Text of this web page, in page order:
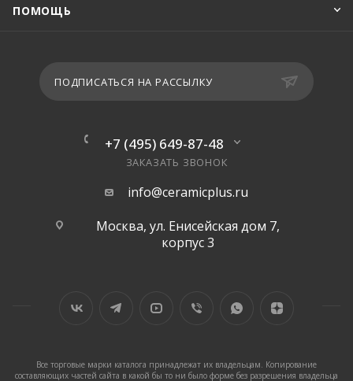
ПОМОЩЬ
ПОДПИСАТЬСЯ НА РАССЫЛКУ
+7 (495) 649-87-48
ЗАКАЗАТЬ ЗВОНОК
info@ceramicplus.ru
Москва, ул. Енисейская дом 7,
корпус 3
Все торговые марки каталога принадлежат их владельцам. Копирование
составляющих частей сайта в какой бы то ни было форме без разрешения владельца